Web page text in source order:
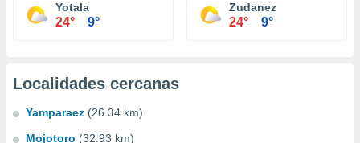
Yotala
24° 9°
Zudanez
24° 9°
Localidades cercanas
Yamparaez (26.34 km)
Mojotoro (32.93 km)